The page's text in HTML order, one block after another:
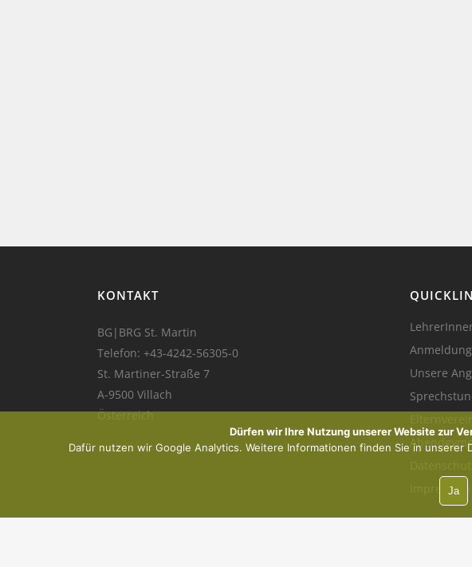
KONTAKT
BG|BRG St. Martin
Telefon: +43-4242-56305-0
St. Martiner-Straße 7
A-9500 Villach
Österreich
Anmeldung
Unsere
Impressum
Dürfen wir Ihre Nutzung unserer Website zur
Dafür nutzen wir Google Analytics. Weitere Informationen finden Sie in
Ja